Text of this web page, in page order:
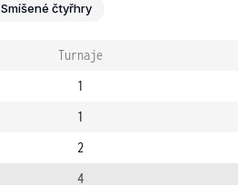
Smíšené čtyřhry
Turnaje
1
1
2
4